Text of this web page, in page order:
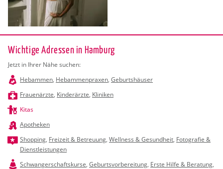
Wichtige Adressen in Hamburg
Jetzt in Ihrer Nähe suchen:
Hebammen, Hebammenpraxen, Geburtshäuser
Frauenärzte, Kinderärzte, Kliniken
Kitas
Apotheken
Shopping, Freizeit & Betreuung, Wellness & Gesundheit, Fotografie &
Dienstleistungen
Schwangerschaftskurse, Geburtsvorbereitung, Erste Hilfe & Beratung,